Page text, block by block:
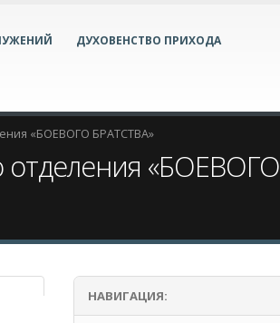
ДУХОВЕНСТВО ПРИХОДА
«БОЕВОГО БРАТСТВА»
отделения «БОЕВОГО
НАВИГАЦИЯ: